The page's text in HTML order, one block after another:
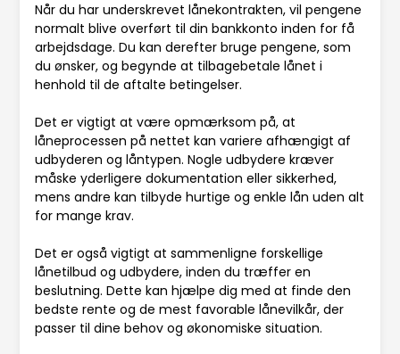
Når du har underskrevet lånekontrakten, vil pengene
normalt blive overført til din bankkonto inden for få
arbejdsdage. Du kan derefter bruge pengene, som
du ønsker, og begynde at tilbagebetale lånet i
henhold til de aftalte betingelser.
Det er vigtigt at være opmærksom på, at
låneprocessen på nettet kan variere afhængigt af
udbyderen og låntypen. Nogle udbydere kræver
måske yderligere dokumentation eller sikkerhed,
mens andre kan tilbyde hurtige og enkle lån uden alt
for mange krav.
Det er også vigtigt at sammenligne forskellige
lånetilbud og udbydere, inden du træffer en
beslutning. Dette kan hjælpe dig med at finde den
bedste rente og de mest favorable lånevilkår, der
passer til dine behov og økonomiske situation.